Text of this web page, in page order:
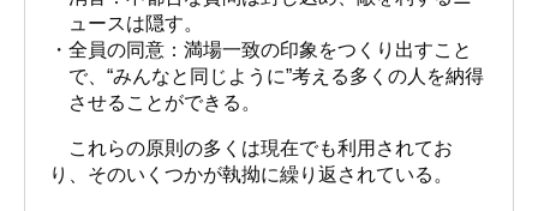
ュースは隠す。
・全員の同意：満場一致の印象をつくり出すこと
で、“みんなと同じように”考える多くの人を納得
させることができる。
これらの原則の多くは現在でも利用されてお
り、そのいくつかが執拗に繰り返されている。